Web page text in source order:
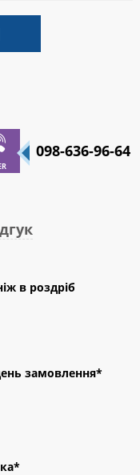
098-636-96-64
в роздріб
замовлення*